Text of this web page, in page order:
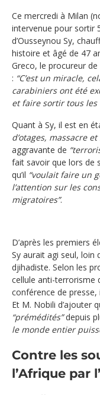
Ce mercredi à Milan
intervenue pour sortir
d’Ousseynou Sy,
histoire et âgé de 47
Greco, le procureur
: “C’est un miracle,
carabiniers ont été
et faire sortir tous les
Quant à Sy, il est en
d’otages, massacre
aggravante de
fait savoir que lors de
qu’il “voulait faire un
l’attention sur les
migratoires”.
D’après les premiers
Sy aurait agi seul,
djihadiste. Selon les
cellule anti-terrorisme
conférence de presse,
Et M. Nobili d’ajouter
“prémédités”depuis
le monde entier
Contre les
l’Afrique par